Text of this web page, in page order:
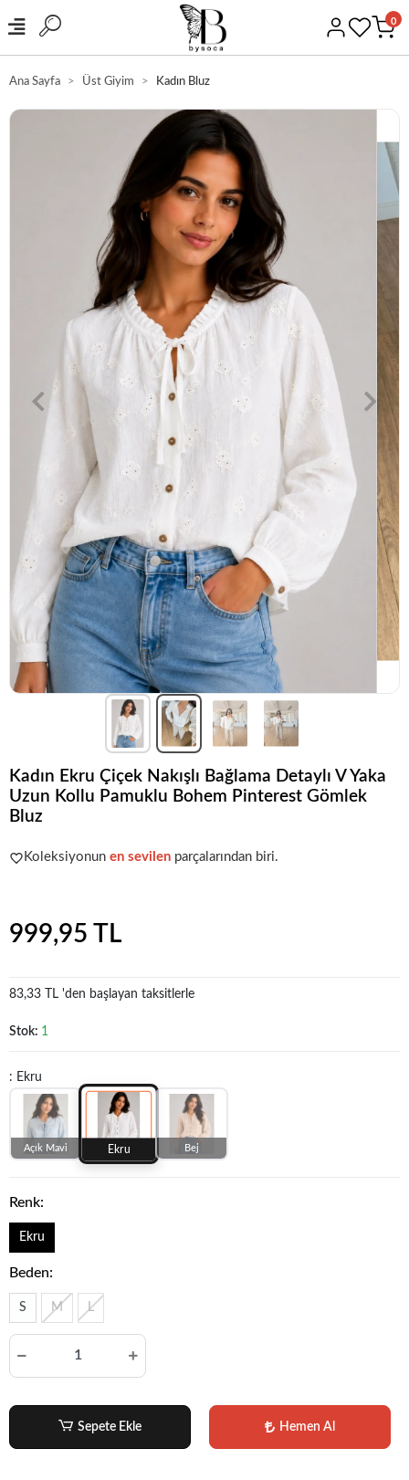
0
GÜVENLİ ALIŞVERİŞ
Ana Sayfa Üst Giyim Kadın Bluz
Kadın Ekru Çiçek Nakışlı Bağlama Detaylı V Yaka
Uzun Kollu Pamuklu Bohem Pinterest Gömlek
BluzPopüler seçim!
Koleksiyonun en sevilen parçalarından biri.
999,95 TL
83,33 TL 'den başlayan taksitlerle
Stok: 1
: Ekru
Açık Mavi Ekru Bej
Renk:
Ekru
Beden:
S M L
Sepete Ekle Hemen Al